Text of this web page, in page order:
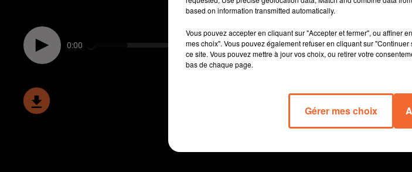
ravagé par la guerre depuis bientôt 4
0:00
based on information transmitted automatically.
Vous pouvez accepter en cliquant sur "Accepter et fermer", ou affiner
mes choix". Vous pouvez également refuser en cliquant sur
ce site. Vous pouvez mettre à jour vos choix, ou retirer votre
bas de chaque page.
Gérer mes choix